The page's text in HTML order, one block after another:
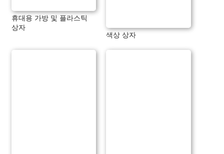
휴대용 가방 및 플라스틱
상자
색상 상자